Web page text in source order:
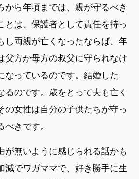
から年頃までは、親が守るべき
とは、保護者として責任を持っ
し両親が亡くなったならば、年
父方か母方の叔父に守られなけ
なっているのです。結婚した
るのです。歳をとって夫も亡く
の女性は自分の子供たちが守っ
きです。
が無いように感じられる話かも
減でワガママで、好き勝手に生